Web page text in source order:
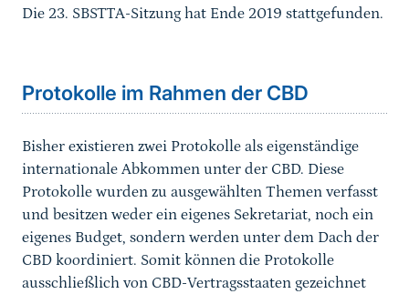
Die 23. SBSTTA-Sitzung hat Ende 2019 stattgefunden.
Protokolle im Rahmen der CBD
Bisher existieren zwei Protokolle als eigenständige
internationale Abkommen unter der CBD. Diese
Protokolle wurden zu ausgewählten Themen verfasst
und besitzen weder ein eigenes Sekretariat, noch ein
eigenes Budget, sondern werden unter dem Dach der
CBD koordiniert. Somit können die Protokolle
ausschließlich von CBD-Vertragsstaaten gezeichnet